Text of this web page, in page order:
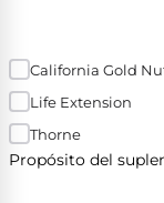
California Gold
Life Extension
Thorne
Propósito del